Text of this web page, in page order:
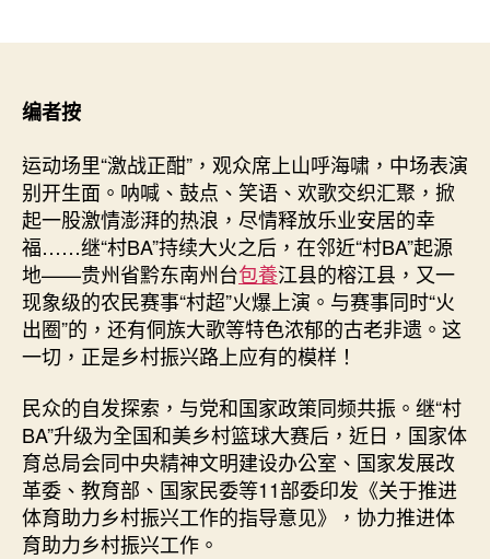
包
網
超”
“村
BA”
“村
歌”
乡
热
土
释
放
“幸
福
编者按
运动场里“激战正酣”，观众席上山呼海啸，中场表演
别开生面。呐喊、鼓点、笑语、欢歌交织汇聚，掀
起一股激情澎湃的热浪，尽情释放乐业安居的幸
福……继“村BA”持续大火之后，在邻近“村BA”起源
地——贵州省黔东南州台包養江县的榕江县，又一
现象级的农民赛事“村超”火爆上演。与赛事同时“火
出圈”的，还有侗族大歌等特色浓郁的古老非遗。这
一切，正是乡村振兴路上应有的模样！
民众的自发探索，与党和国家政策同频共振。继“村
BA”升级为全国和美乡村篮球大赛后，近日，国家体
育总局会同中央精神文明建设办公室、国家发展改
革委、教育部、国家民委等11部委印发《关于推进
体育助力乡村振兴工作的指导意见》，协力推进体
育助力乡村振兴工作。